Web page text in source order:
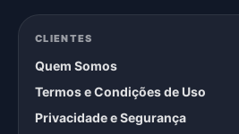
CLIENTES
Quem Somos
Termos e Condições de Uso
Privacidade e Segurança